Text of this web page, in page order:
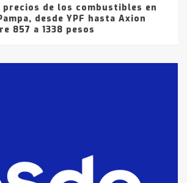
precios de los combustibles en
desde YPF hasta Axion
857 a 1338 pesos
detenidos por
de drogas en la
del sábado